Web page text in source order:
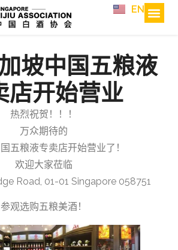
EN
坡中国五粮液
店开始营业
热烈祝贺！！！
万众期待的
五粮液专卖店开始营业了！
欢迎大家莅临
Road, 01-01 Singapore 058751
参观选购五粮美酒！